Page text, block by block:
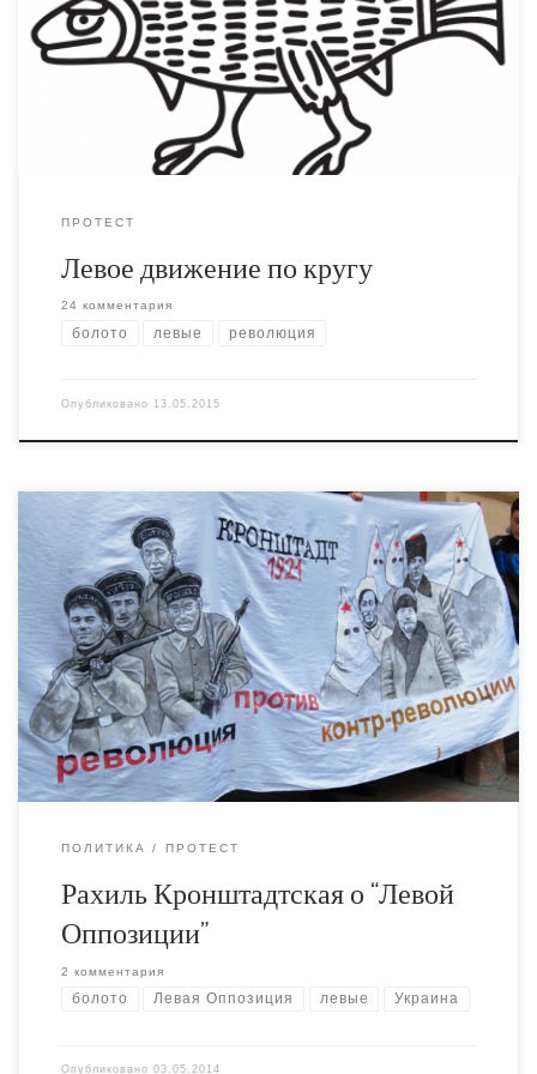
по одним и тем же граблям, воспроизводить одни и те
же проигрышные тактики. Почему мошенники и
стукачи, раскрытые десятилетия назад, продолжают
раз за разом возвращаться в движение и играть там
ключевые роли
ПРОТЕСТ
Левое движение по кругу
24 комментария
болото левые революция
Опубликовано 13.05.2015
Кто хочет углубиться в украинские левые расклады,
почитайте свежий текст на Нигилисте, он стоит того.
Предательство Левой Оппозиции - это своеобразная
первомайская традиция. Но в этот раз они презвошли
себя:
ПОЛИТИКА ПРОТЕСТ
Рахиль Кронштадтская о “Левой
Оппозиции”
2 комментария
болото Левая Оппозиция левые Украина
Опубликовано 03.05.2014